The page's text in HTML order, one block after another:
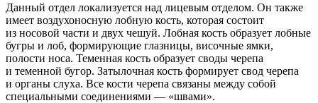
Данный отдел локализуется над лицевым отделом. Он также
имеет воздухоносную лобную кость, которая состоит
из носовой части и двух чешуй. Лобная кость образует лобные
бугры и лоб, формирующие глазницы, височные ямки,
полости носа. Теменная кость образует своды черепа
и теменной бугор. Затылочная кость формирует свод черепа
и органы слуха. Все кости черепа связаны между собой
специальными соединениями — «швами».